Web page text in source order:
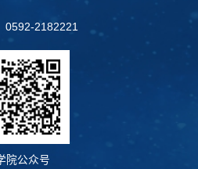
0592-2182221
院公众号